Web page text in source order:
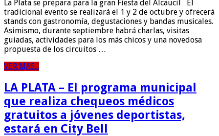
La Plata se prepara para la gran Fiesta del Alcaucil El
tradicional evento se realizará el 1 y 2 de octubre y ofrecerá
stands con gastronomía, degustaciones y bandas musicales.
Asimismo, durante septiembre habrá charlas, visitas
guiadas, actividades para los más chicos y una novedosa
propuesta de los circuitos …
VER MAS...
LA PLATA – El programa municipal
que realiza chequeos médicos
gratuitos a jóvenes deportistas,
estará en City Bell